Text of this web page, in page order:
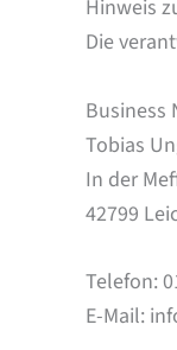
Hinweis
Die
Business
Tobias
In der
42799
Telefon:
E-Mail: